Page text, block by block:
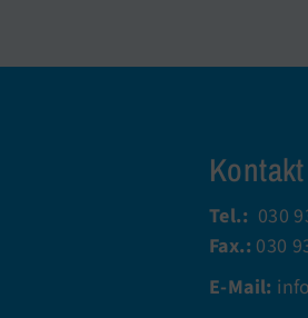
Kontakt
Tel.: 030
Fax.: 030
E-Mail: